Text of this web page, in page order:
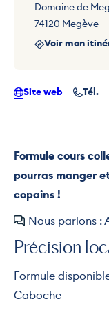
Formule cours
pourras manger
copains !
Nous parlons :
Précision
Formule
Caboche
Domaine de
74120 Megève
Voir mon
Site web Tél.